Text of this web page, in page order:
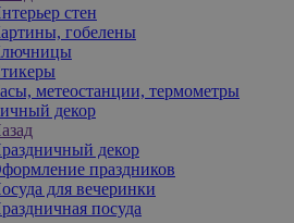
стен
гобелены
метеостанции, термометры
декор
декор
праздников
для вечеринки
посуда